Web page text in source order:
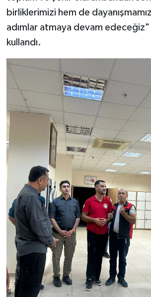
birliklerimizi hem de
adımlar atmaya devam
kullandı.